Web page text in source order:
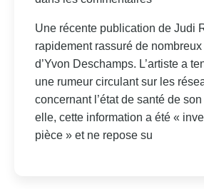
Une récente publication de Judi
rapidement rassuré de
d’Yvon Deschamps. L’artiste a
une rumeur circulant sur les
concernant l’état de santé de
elle, cette information a été «
pièce » et ne repose su